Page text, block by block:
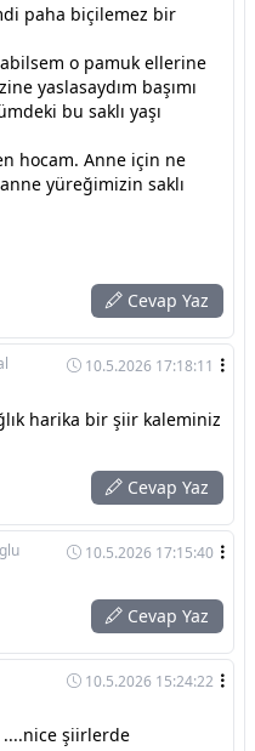
paha biçilemez bir
o pamuk ellerine
yaslasaydım başımı
bu saklı yaşı
hocam. Anne için ne
yüreğimizin saklı
Cevap Yaz
10.5.2026 17:18:11
harika bir şiir kaleminiz
Cevap Yaz
10.5.2026 17:15:40
Cevap Yaz
10.5.2026 15:24:22
....nice şiirlerde